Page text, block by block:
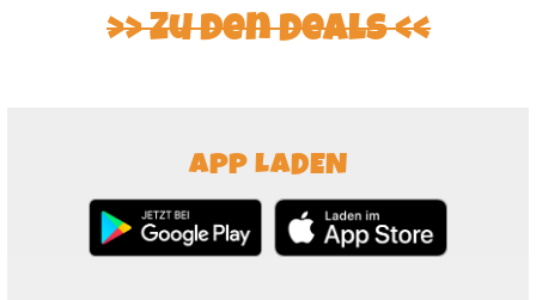
Zu den Deals
APP LADEN